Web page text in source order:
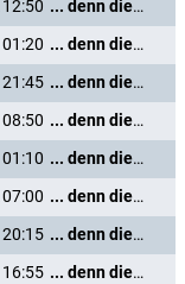
12:50
... denn die Musik und die Liebe in Tirol
01:20
... denn die Musik und die Liebe in Tirol
21:45
... denn die Musik und die Liebe in Tirol
08:50
... denn die Musik und die Liebe in Tirol
01:10
... denn die Musik und die Liebe in Tirol
07:00
... denn die Musik und die Liebe in Tirol
20:15
... denn die Musik und die Liebe in Tirol
16:55
... denn die Musik und die Liebe in Tirol